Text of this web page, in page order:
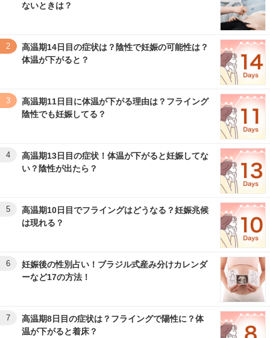
ないときは？
2
高温期14日目の症状は？陰性で妊娠の可能性は？
体温が下がると？
3
高温期11日目に体温が下がる理由は？フライング
陰性でも妊娠してる？
4
高温期13日目の症状！体温が下がると妊娠してな
い？陰性が出たら？
5
高温期10日目でフライングはどうなる？妊娠兆候
は現れる？
6
妊娠後の性別占い！ブラジル式産み分けカレンダ
ーなど17の方法！
7
高温期8日目の症状は？フライングで陽性に？体
温が下がると着床？